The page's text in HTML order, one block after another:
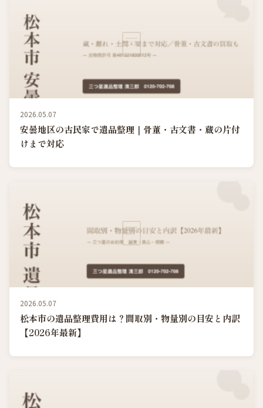
2026.05.07
安曇地区の古民家で遺品整理｜骨董・古文書・蔵の片付
けまで対応
2026.05.07
松本市の遺品整理費用は？間取別・物量別の目安と内訳
【2026年最新】